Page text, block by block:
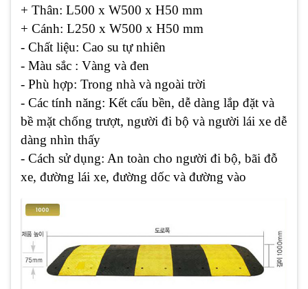
+ Thân: L500 x W500 x H50 mm
+ Cánh: L250 x W500 x H50 mm
- Chất liệu: Cao su tự nhiên
- Màu sắc : Vàng và đen
- Phù hợp: Trong nhà và ngoài trời
- Các tính năng: Kết cấu bền, dễ dàng lắp đặt và
bề mặt chống trượt, người đi bộ và người lái xe dễ
dàng nhìn thấy
- Cách sử dụng: An toàn cho người đi bộ, bãi đỗ
xe, đường lái xe, đường dốc và đường vào